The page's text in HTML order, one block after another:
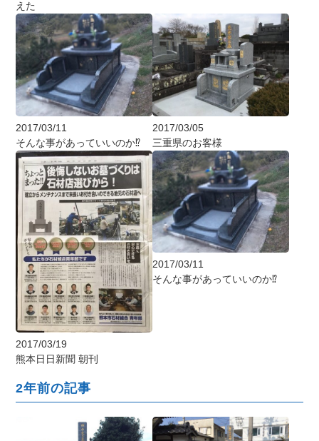
えた
2017/03/11
そんな事があっていいのか⁉︎
2017/03/05
三重県のお客様
2017/03/19
熊本日日新聞 朝刊
2017/03/11
そんな事があっていいのか⁉︎
2年前の記事